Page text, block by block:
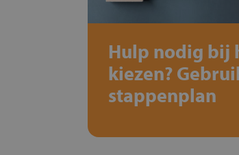
Hulp nodig bij
kiezen?
stappenplan